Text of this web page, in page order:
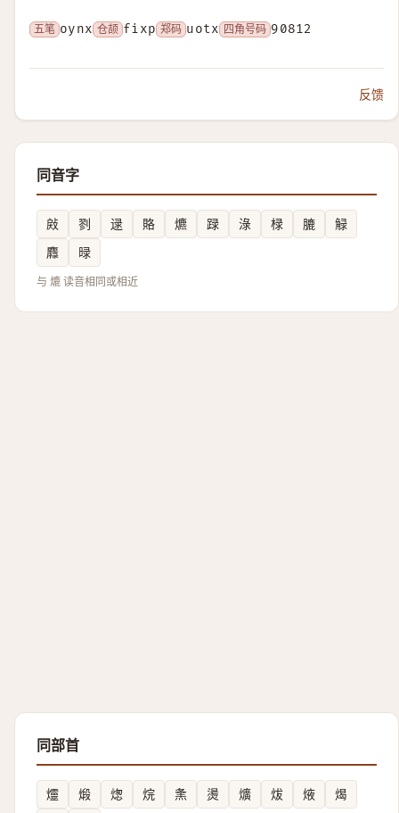
五笔 oynx 仓颉 fixp 郑码 uotx 四角号码 90812
反馈
同音字
㪐 剹 逯 賂 爊 䟿 淥 椂 膔
觮
䴪
㫽
与 熝 读音相同或相近
同部首
爧 煅 㷓 烷 㶻 燙 爌 炦 焲
㷎